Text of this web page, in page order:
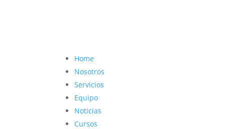
Home
Nosotros
Servicios
Equipo
Noticias
Cursos